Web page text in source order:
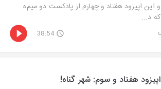
و این اپیزود هفتاد و چهارم از پادکست دو میم‌ه
که د...
38:54
اپیزود هفتاد و سوم: شهر گناه!